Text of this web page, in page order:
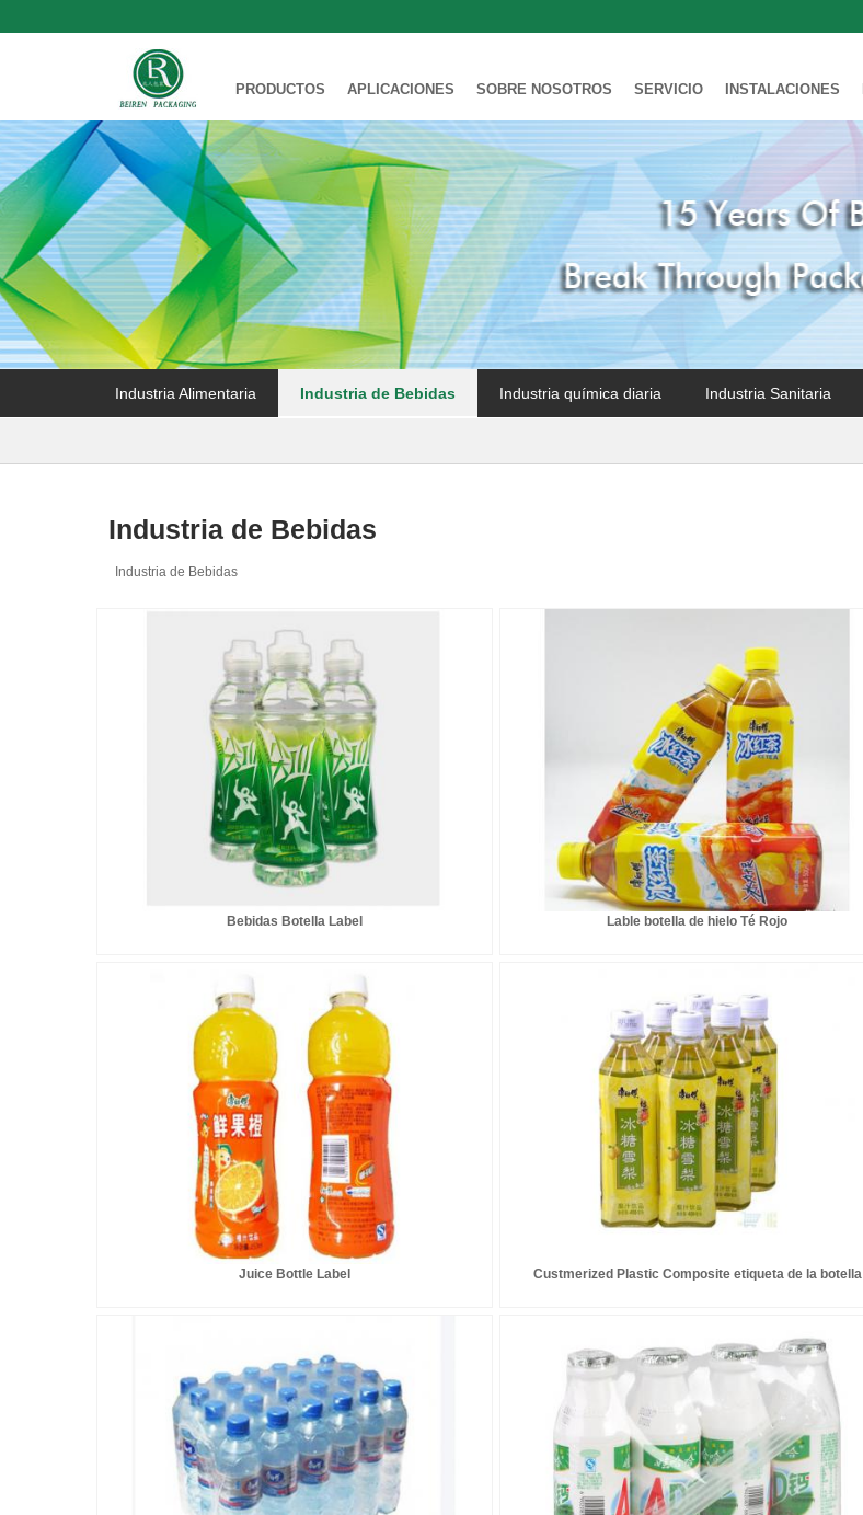
PRODUCTOS APLICACIONES SOBRE NOSOTROS SERVICIO INSTALACIONES
Industria Alimentaria Industria de Bebidas Industria química diaria Industria Sanitaria
Industria de Bebidas
Industria de Bebidas
Bebidas Botella Label Lable botella de hielo Té Rojo
Juice Bottle Label Custmerized Plastic Composite etiqueta de la botella